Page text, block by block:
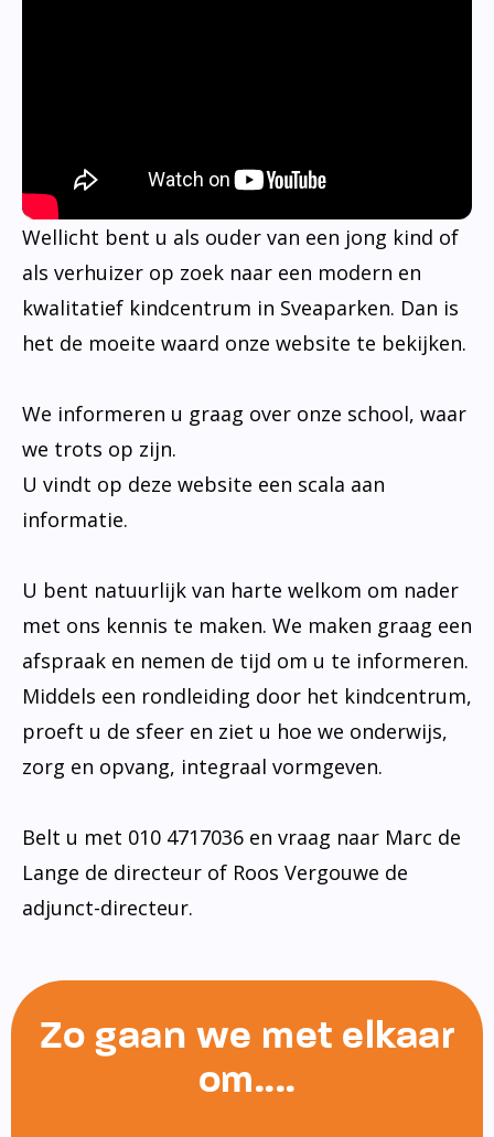
Wellicht bent u als ouder van een jong kind of
als verhuizer op zoek naar een modern en
kwalitatief kindcentrum in Sveaparken. Dan is
het de moeite waard onze website te bekijken.
We informeren u graag over onze school, waar
we trots op zijn.
U vindt op deze website een scala aan
informatie.
U bent natuurlijk van harte welkom om nader
met ons kennis te maken. We maken graag een
afspraak en nemen de tijd om u te informeren.
Middels een rondleiding door het kindcentrum,
proeft u de sfeer en ziet u hoe we onderwijs,
zorg en opvang, integraal vormgeven.
Belt u met 010 4717036 en vraag naar Marc de
Lange de directeur of Roos Vergouwe de
adjunct-directeur.
Zo gaan we met elkaar
om....